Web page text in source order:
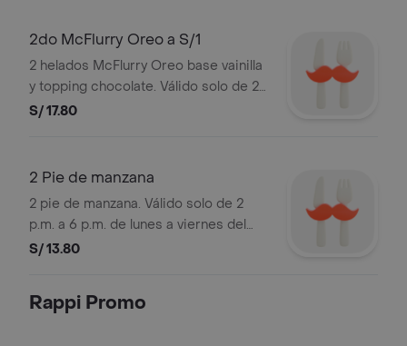
2do McFlurry Oreo a S/1
2 helados McFlurry Oreo base vainilla
y topping chocolate. Válido solo de 2
p.m. a 6 p.m. de lunes a viernes del
S/ 17.80
2 Pie de manzana
2 pie de manzana. Válido solo de 2
p.m. a 6 p.m. de lunes a viernes del
mes. Imágenes referenciales. Stock:
S/ 13.80
Rappi Promo